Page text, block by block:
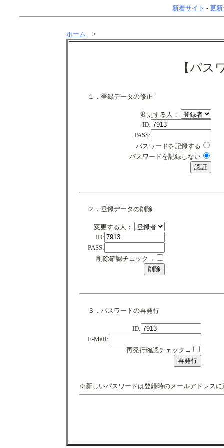
新着サイト - 更
ホーム >
【パス
１．登録データの修正
変更する人：
ID:
PASS:
パスワードを記録する
パスワードを記録しない
２．登録データの削除
変更する人：
ID:
PASS:
削除確認チェック→
３．パスワードの再発行
ID:
E-Mail:
再発行確認チェック→
※新しいパスワードは登録時のメールアドレスに